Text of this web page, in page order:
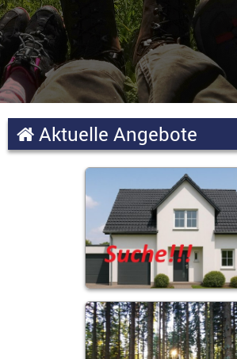
Aktuelle Angebote